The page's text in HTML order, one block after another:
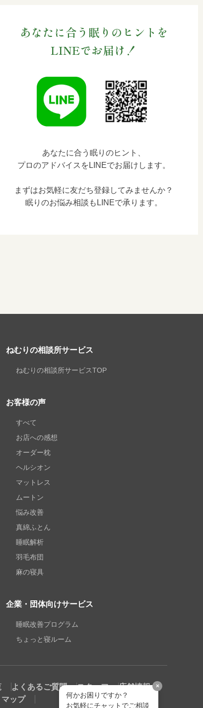
あなたに合う眠りのヒントを
LINEでお届け！
あなたに合う眠りのヒント、
プロのアドバイスをLINEでお届けします。
まずはお気軽に友だち登録してみませんか？
眠りのお悩み相談もLINEで承ります。
ねむりの相談所サービス
ねむりの相談所サービスTOP
お客様の声
すべて
お店への感想
オーダー枕
ヘルシオン
マットレス
ムートン
悩み改善
真綿ふとん
睡眠解析
羽毛布団
麻の寝具
企業・団体向けサービス
睡眠改善プログラム
ちょっと寝ルーム
よくあるご質問 スタッフ
店舗情報
ップ
×
何かお困りですか？
お気軽にチャットでご相談